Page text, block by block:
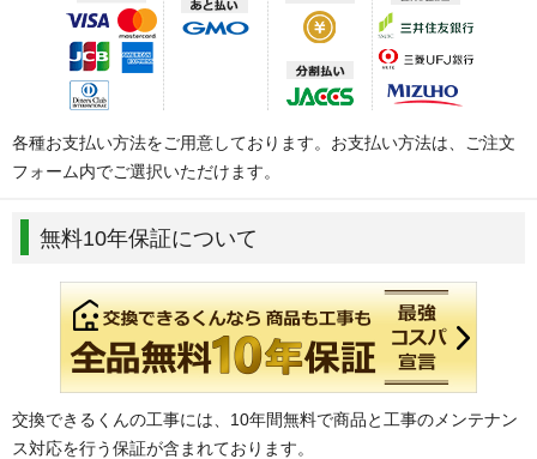
各種お支払い方法をご用意しております。お支払い方法は、ご注文
フォーム内でご選択いただけます。
無料10年保証について
交換できるくんの工事には、10年間無料で商品と工事のメンテナン
ス対応を行う保証が含まれております。